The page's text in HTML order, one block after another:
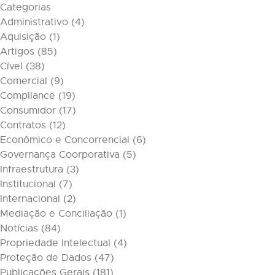
Categorias
Administrativo (4)
Aquisição (1)
Artigos (85)
Cível (38)
Comercial (9)
Compliance (19)
Consumidor (17)
Contratos (12)
Econômico e Concorrencial (6)
Governança Coorporativa (5)
Infraestrutura (3)
Institucional (7)
Internacional (2)
Mediação e Conciliação (1)
Notícias (84)
Propriedade Intelectual (4)
Proteção de Dados (47)
Publicações Gerais (181)